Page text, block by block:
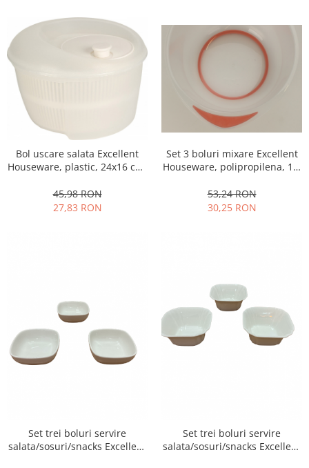
Bol uscare salata Excellent
Houseware, plastic, 24x16 cm,
45,98 RON
27,83 RON
Set 3 boluri mixare Excellent
Houseware, polipropilena, 1.5
53,24 RON
30,25 RON
Set trei boluri servire
salata/sosuri/snacks Excellent
Set trei boluri servire
salata/sosuri/snacks Excellent